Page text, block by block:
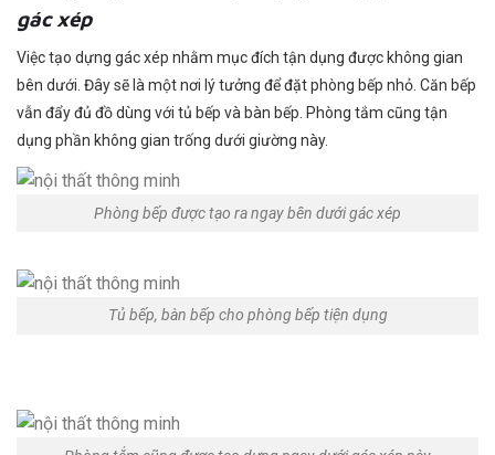
gác xép
Việc tạo dựng gác xép nhằm mục đích tận dụng được không gian
bên dưới. Đây sẽ là một nơi lý tưởng để đặt phòng bếp nhỏ. Căn bếp
vẫn đẩy đủ đồ dùng với tủ bếp và bàn bếp. Phòng tắm cũng tận
dụng phần không gian trống dưới giường này.
Phòng bếp được tạo ra ngay bên dưới gác xép
Tủ bếp, bàn bếp cho phòng bếp tiện dụng